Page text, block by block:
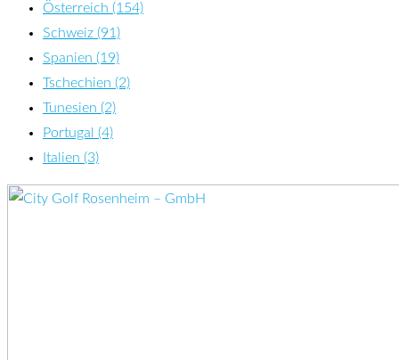
Österreich (154)
Schweiz (91)
Spanien (19)
Tschechien (2)
Tunesien (2)
Portugal (4)
Italien (3)